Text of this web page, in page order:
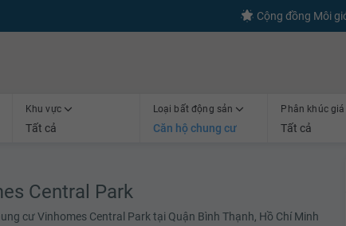
Cộng đồng Môi
Khu vực
Tất cả
Loại bất động sản
Căn hộ chung cư
Phân khúc giá
Tất cả
Central Park
cư Vinhomes Central Park tại Quận Bình Thạnh, Hồ Chí Minh